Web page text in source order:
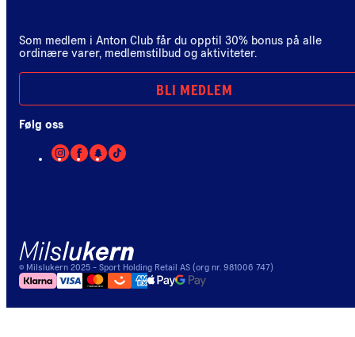
Som medlem i Anton Club får du opptil 30% bonus på alle
ordinære varer, medlemstilbud og aktiviteter.
BLI MEDLEM
Følg oss
© Milslukern 2025 - Sport Holding Retail AS (org nr. 981006 747)